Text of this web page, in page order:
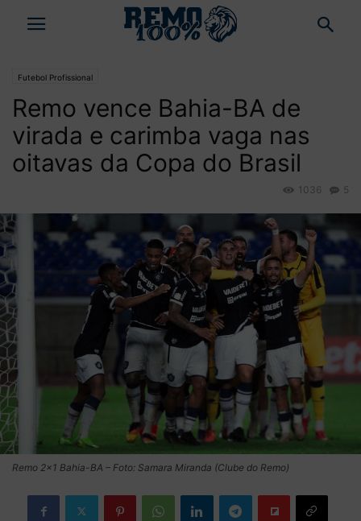
Futebol Profissional
Remo vence Bahia-BA de
virada e carimba vaga nas
oitavas da Copa do Brasil
5
1036
Remo 2×1 Bahia-BA – Foto: Samara Miranda (Clube do Remo)